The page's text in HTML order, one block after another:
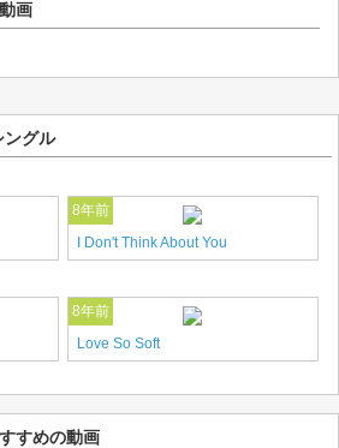
画
グル
8年前
I Don't Think About You
8年前
Love So Soft
すめの動画